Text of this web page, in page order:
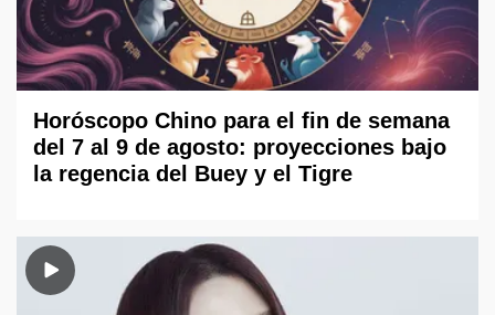
Horóscopo Chino para el fin de semana
del 7 al 9 de agosto: proyecciones bajo
la regencia del Buey y el Tigre